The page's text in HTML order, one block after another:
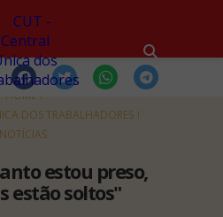
HOME
DOS TRABALHADORES
NOTÍCIAS
estou preso,
estão soltos"